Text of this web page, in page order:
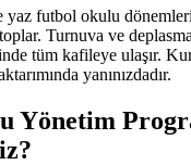
yaz futbol okulu
Turnuva ve
tüm kafileye ulaşır.
yanınızdadır.
Yönetim